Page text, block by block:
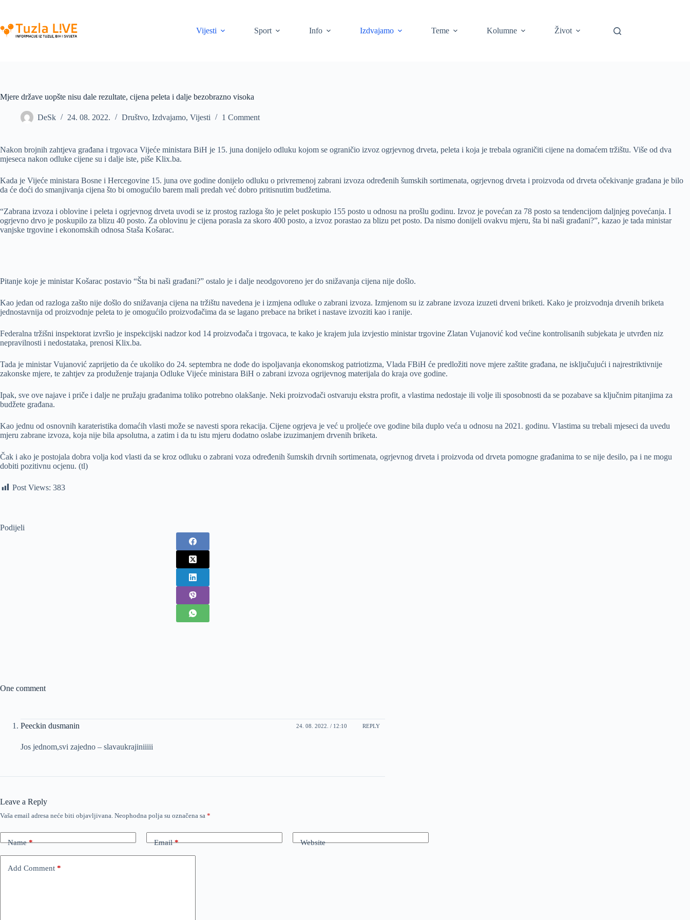
content
Vijesti
Sport Info Izdvajamo Teme Kolumne Život
Mjere države uopšte nisu dale rezultate, cijena peleta i dalje bezobrazno visoka
DeSk 24. 08. 2022. Društvo, Izdvajamo, Vijesti 1 Comment
Nakon brojnih zahtjeva građana i trgovaca Vijeće ministara BiH je 15. juna donijelo odluku kojom se ograničio izvoz ogrjevnog drveta, peleta i koja je trebala ograničiti cijene na domaćem tržištu. Više od dva
mjeseca nakon odluke cijene su i dalje iste, piše Klix.ba.
Kada je Vijeće ministara Bosne i Hercegovine 15. juna ove godine donijelo odluku o privremenoj zabrani izvoza određenih šumskih sortimenata, ogrjevnog drveta i proizvoda od drveta očekivanje građana je bilo
da će doći do smanjivanja cijena što bi omogućilo barem mali predah već dobro pritisnutim budžetima.
“Zabrana izvoza i oblovine i peleta i ogrjevnog drveta uvodi se iz prostog razloga što je pelet poskupio 155 posto u odnosu na prošlu godinu. Izvoz je povećan za 78 posto sa tendencijom daljnjeg povećanja. I
ogrjevno drvo je poskupilo za blizu 40 posto. Za oblovinu je cijena porasla za skoro 400 posto, a izvoz porastao za blizu pet posto. Da nismo donijeli ovakvu mjeru, šta bi naši građani?”, kazao je tada ministar
vanjske trgovine i ekonomskih odnosa Staša Košarac.
Pitanje koje je ministar Košarac postavio “Šta bi naši građani?” ostalo je i dalje neodgovoreno jer do snižavanja cijena nije došlo.
Kao jedan od razloga zašto nije došlo do snižavanja cijena na tržištu navedena je i izmjena odluke o zabrani izvoza. Izmjenom su iz zabrane izvoza izuzeti drveni briketi. Kako je proizvodnja drvenih briketa
jednostavnija od proizvodnje peleta to je omogućilo proizvođačima da se lagano prebace na briket i nastave izvoziti kao i ranije.
Federalna tržišni inspektorat izvršio je inspekcijski nadzor kod 14 proizvođača i trgovaca, te kako je krajem jula izvjestio ministar trgovine Zlatan Vujanović kod većine kontrolisanih subjekata je utvrđen niz
nepravilnosti i nedostataka, prenosi Klix.ba.
Tada je ministar Vujanović zaprijetio da će ukoliko do 24. septembra ne dođe do ispoljavanja ekonomskog patriotizma, Vlada FBiH će predložiti nove mjere zaštite građana, ne isključujući i najrestriktivnije
zakonske mjere, te zahtjev za produženje trajanja Odluke Vijeće ministara BiH o zabrani izvoza ogrijevnog materijala do kraja ove godine.
Ipak, sve ove najave i priče i dalje ne pružaju građanima toliko potrebno olakšanje. Neki proizvođači ostvaruju ekstra profit, a vlastima nedostaje ili volje ili sposobnosti da se pozabave sa ključnim pitanjima za
budžete građana.
Kao jednu od osnovnih karateristika domaćih vlasti može se navesti spora rekacija. Cijene ogrjeva je već u proljeće ove godine bila duplo veća u odnosu na 2021. godinu. Vlastima su trebali mjeseci da uvedu
mjeru zabrane izvoza, koja nije bila apsolutna, a zatim i da tu istu mjeru dodatno oslabe izuzimanjem drvenih briketa.
Čak i ako je postojala dobra volja kod vlasti da se kroz odluku o zabrani voza određenih šumskih drvnih sortimenata, ogrjevnog drveta i proizvoda od drveta pomogne građanima to se nije desilo, pa i ne mogu
dobiti pozitivnu ocjenu. (tl)
Post Views: 383
Podijeli
One comment
Peeckin dusmanin 24. 08. 2022. / 12:10 REPLY
Jos jednom,svi zajedno – slavaukrajiniiiii
Leave a Reply
Vaša email adresa neće biti objavljivana. Neophodna polja su označena sa *
Name* Email* Website
Add Comment *